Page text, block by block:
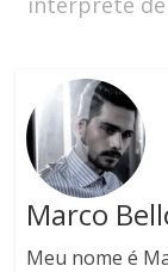
Marco
Meu nome é